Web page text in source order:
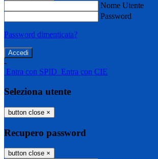
Nome Utente
Password
Password dimenticata?
-
Entra con SPID Entra con CIE
Seleziona utente
button close ×
Recupero password
button close ×